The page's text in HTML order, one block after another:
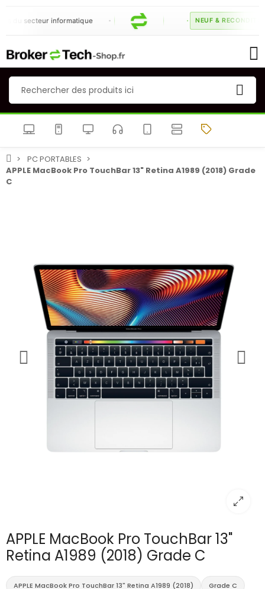
du secteur informatique NEUF &
PC PORTABLES
APPLE MacBook Pro TouchBar 13" Retina A1989 (2018) Grade
C
APPLE MacBook Pro TouchBar 13"
Retina A1989 (2018) Grade C
APPLE MacBook Pro TouchBar 13" Retina A1989 (2018)
Grade C